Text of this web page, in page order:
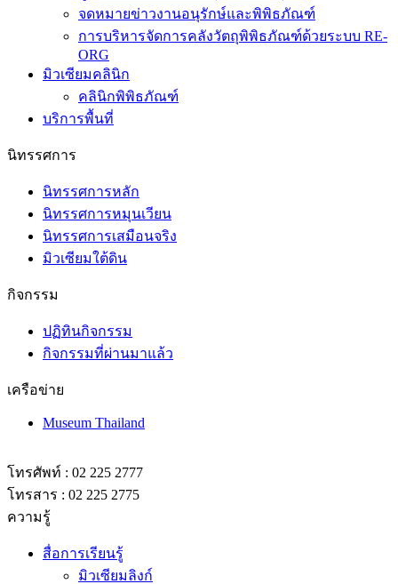
จดหมายข่าวงานอนุรักษ์และพิพิธภัณฑ์
การบริหารจัดการคลังวัตถุพิพิธภัณฑ์ด้วยระบบ RE-
ORG
มิวเซียมคลินิก
คลินิกพิพิธภัณฑ์
บริการพื้นที่
นิทรรศการ
นิทรรศการหลัก
นิทรรศการหมุนเวียน
นิทรรศการเสมือนจริง
มิวเซียมใต้ดิน
กิจกรรม
ปฏิทินกิจกรรม
กิจกรรมที่ผ่านมาแล้ว
เครือข่าย
Museum Thailand
โทรศัพท์ : 02 225 2777
โทรสาร : 02 225 2775
ความรู้
สื่อการเรียนรู้
มิวเซียมลิงก์